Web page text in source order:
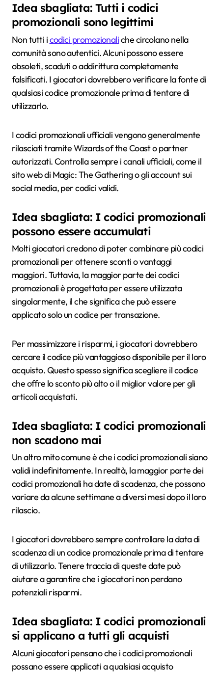
Idea sbagliata: Tutti i codici
promozionali sono legittimi
Non tutti icodici promozionaliche circolano nella
comunità sono autentici. Alcuni possono essere
obsoleti, scaduti o addirittura completamente
falsificati. I giocatori dovrebbero verificare la fonte di
qualsiasi codice promozionale prima di tentare di
utilizzarlo.
I codici promozionali ufficiali vengono generalmente
rilasciati tramite Wizards of the Coast o partner
autorizzati. Controlla sempre i canali ufficiali, come il
sito web di Magic: The Gathering o gli account sui
social media, per codici validi.
Idea sbagliata: I codici promozionali
possono essere accumulati
Molti giocatori credono di poter combinare più codici
promozionali per ottenere sconti o vantaggi
maggiori. Tuttavia, la maggior parte dei codici
promozionali è progettata per essere utilizzata
singolarmente, il che significa che può essere
applicato solo un codice per transazione.
Per massimizzare i risparmi, i giocatori dovrebbero
cercare il codice più vantaggioso disponibile per il loro
acquisto. Questo spesso significa scegliere il codice
che offre lo sconto più alto o il miglior valore per gli
articoli acquistati.
Idea sbagliata: I codici promozionali
non scadono mai
Un altro mito comune è che i codici promozionali siano
validi indefinitamente. In realtà, la maggior parte dei
codici promozionali ha date di scadenza, che possono
variare da alcune settimane a diversi mesi dopo il loro
rilascio.
I giocatori dovrebbero sempre controllare la data di
scadenza di un codice promozionale prima di tentare
di utilizzarlo. Tenere traccia di queste date può
aiutare a garantire che i giocatori non perdano
potenziali risparmi.
Idea sbagliata: I codici promozionali
si applicano a tutti gli acquisti
Alcuni giocatori pensano che i codici promozionali
possano essere applicati a qualsiasi acquisto